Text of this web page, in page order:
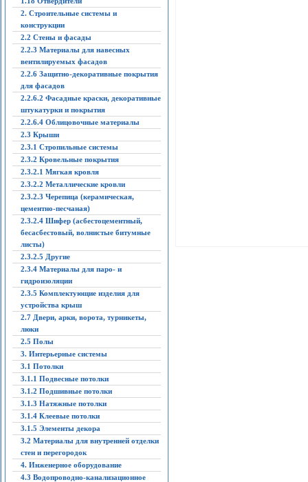
2. Строительные системы и
конструкции
2.2 Стены и фасады
2.2.3 Материалы для навесных
вентилируемых фасадов
2.2.6 Защитно-декоративные покрытия
для фасадов
2.2.6.2 Фасадные краски, декоративные
штукатурки и покрытия
2.2.6.4 Облицовочные материалы
2.3 Крыши
2.3.1 Стропильные системы
2.3.2 Кровельные покрытия
2.3.2.1 Мягкая кровля
2.3.2.2 Металлические кровли
2.3.2.3 Черепица (керамическая,
цементно-песчаная)
2.3.2.4 Шифер (асбестоцементный,
бесасбестовый, волнистые битумные
листы)
2.3.2.5 Другие
2.3.4 Материалы для паро- и
гидроизоляции
2.3.5 Комплектующие изделия для
устройства крыш
2.7 Двери, арки, ворота, турникеты,
люки
2.5 Полы
3. Интерьерные системы
3.1 Потолки
3.1.1 Подвесные потолки
3.1.2 Подшивные потолки
3.1.3 Натяжные потолки
3.1.4 Клеевые потолки
3.1.5 Элементы декора
3.2 Материалы для внутренней отделки
стен и перегородок
4. Инженерное оборудование
4.3 Водопроводно-канализационное